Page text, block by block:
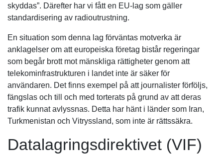
skyddas”. Därefter har vi fått en EU-lag som gäller
standardisering av radioutrustning.
En situation som denna lag förväntas motverka är
anklagelser om att europeiska företag bistår regeringar
som begår brott mot mänskliga rättigheter genom att
telekominfrastrukturen i landet inte är säker för
användaren. Det finns exempel på att journalister förföljs,
fängslas och till och med torterats på grund av att deras
trafik kunnat avlyssnas. Detta har hänt i länder som Iran,
Turkmenistan och Vitryssland, som inte är rättssäkra.
Datalagringsdirektivet (VIF)